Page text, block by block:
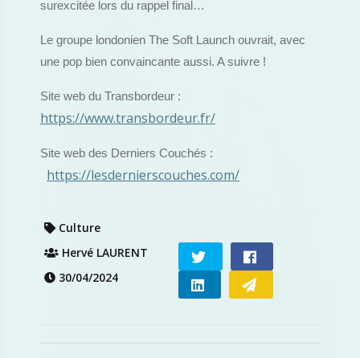
surexcitée lors du rappel final…
Le groupe londonien The Soft Launch ouvrait, avec
une pop bien convaincante aussi. A suivre !
Site web du Transbordeur :
https://www.transbordeur.fr/
Site web des Derniers Couchés :
https://lesdernierscouches.com/
Culture
Hervé LAURENT
30/04/2024